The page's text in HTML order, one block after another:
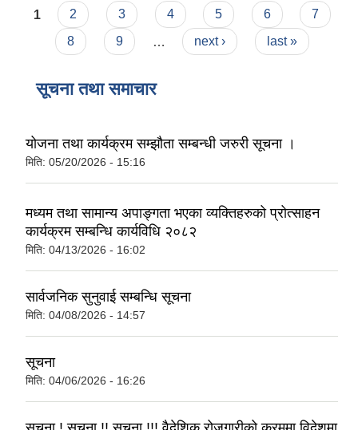
Pages
1 2 3 4 5 6
7
8
9 … next › last »
सूचना तथा समाचार
योजना तथा कार्यक्रम सम्झौता सम्बन्धी जरुरी सूचना ।
मिति: 05/20/2026 - 15:16
मध्यम तथा सामान्य अपाङ्गता भएका व्यक्तिहरुको प्रोत्साहन
कार्यक्रम सम्बन्धि कार्यविधि २०८२
मिति: 04/13/2026 - 16:02
सार्वजनिक सुनुवाई सम्बन्धि सूचना
मिति: 04/08/2026 - 14:57
सूचना
मिति: 04/06/2026 - 16:26